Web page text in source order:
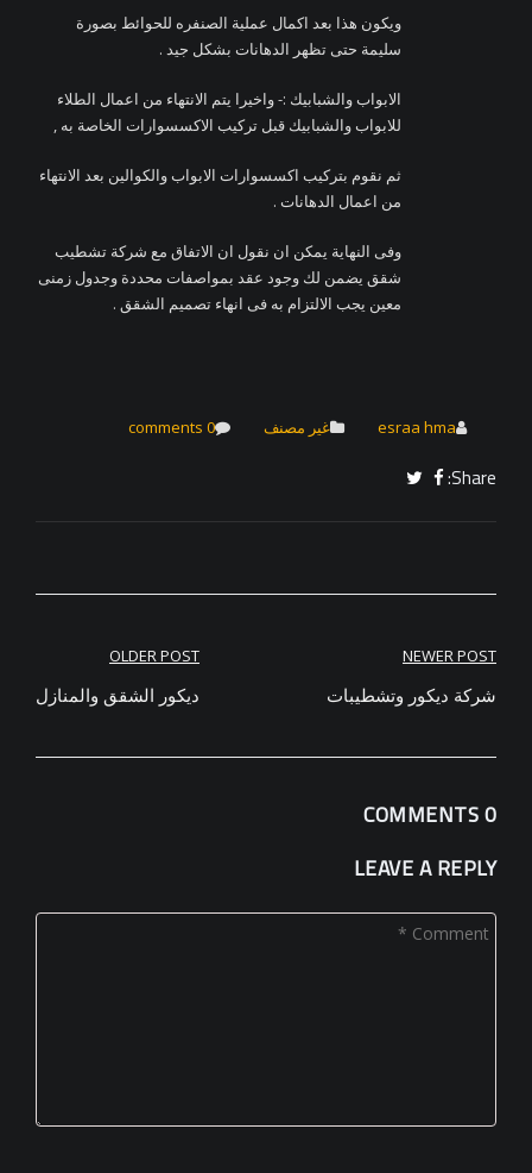
ويكون هذا بعد اكمال عملية الصنفره للحوائط بصورة
سليمة حتى تظهر الدهانات بشكل جيد .
الابواب والشبابيك :- واخيرا يتم الانتهاء من اعمال الطلاء
للابواب والشبابيك قبل تركيب الاكسسوارات الخاصة به ,
ثم نقوم بتركيب اكسسوارات الابواب والكوالين بعد الانتهاء
من اعمال الدهانات .
وفى النهاية يمكن ان نقول ان الاتفاق مع شركة تشطيب
شقق يضمن لك وجود عقد بمواصفات محددة وجدول زمنى
معين يجب الالتزام به فى انهاء تصميم الشقق .
esraa hma غير مصنف 0 comments
Share:
تصفّح
المقالات OLDER POST
ديكور الشقق والمنازل
NEWER POST
شركة ديكور وتشطيبات
0 COMMENTS
LEAVE A REPLY